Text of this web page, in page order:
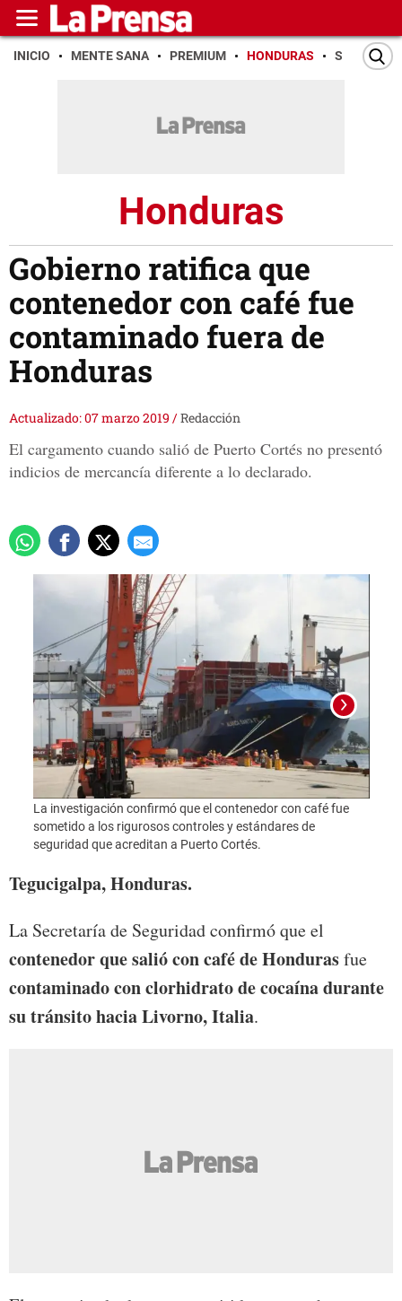
INICIO MENTE SANA PREMIUM HONDURAS SAN PEDRO
Honduras
Gobierno ratifica que
contenedor con café fue
contaminado fuera de
Honduras
Actualizado: 07 marzo 2019 /Redacción
El cargamento cuando salió de Puerto Cortés no presentó
indicios de mercancía diferente a lo declarado.
La investigación confirmó que el contenedor con café fue
sometido a los rigurosos controles y estándares de
seguridad que acreditan a Puerto Cortés.
La
Tegucigalpa, Honduras.
La Secretaría de Seguridad confirmó que el
contenedor que salió con café de Hondurasfue
contaminado con clorhidrato de cocaínadurante
su tránsito hacia Livorno, Italia.